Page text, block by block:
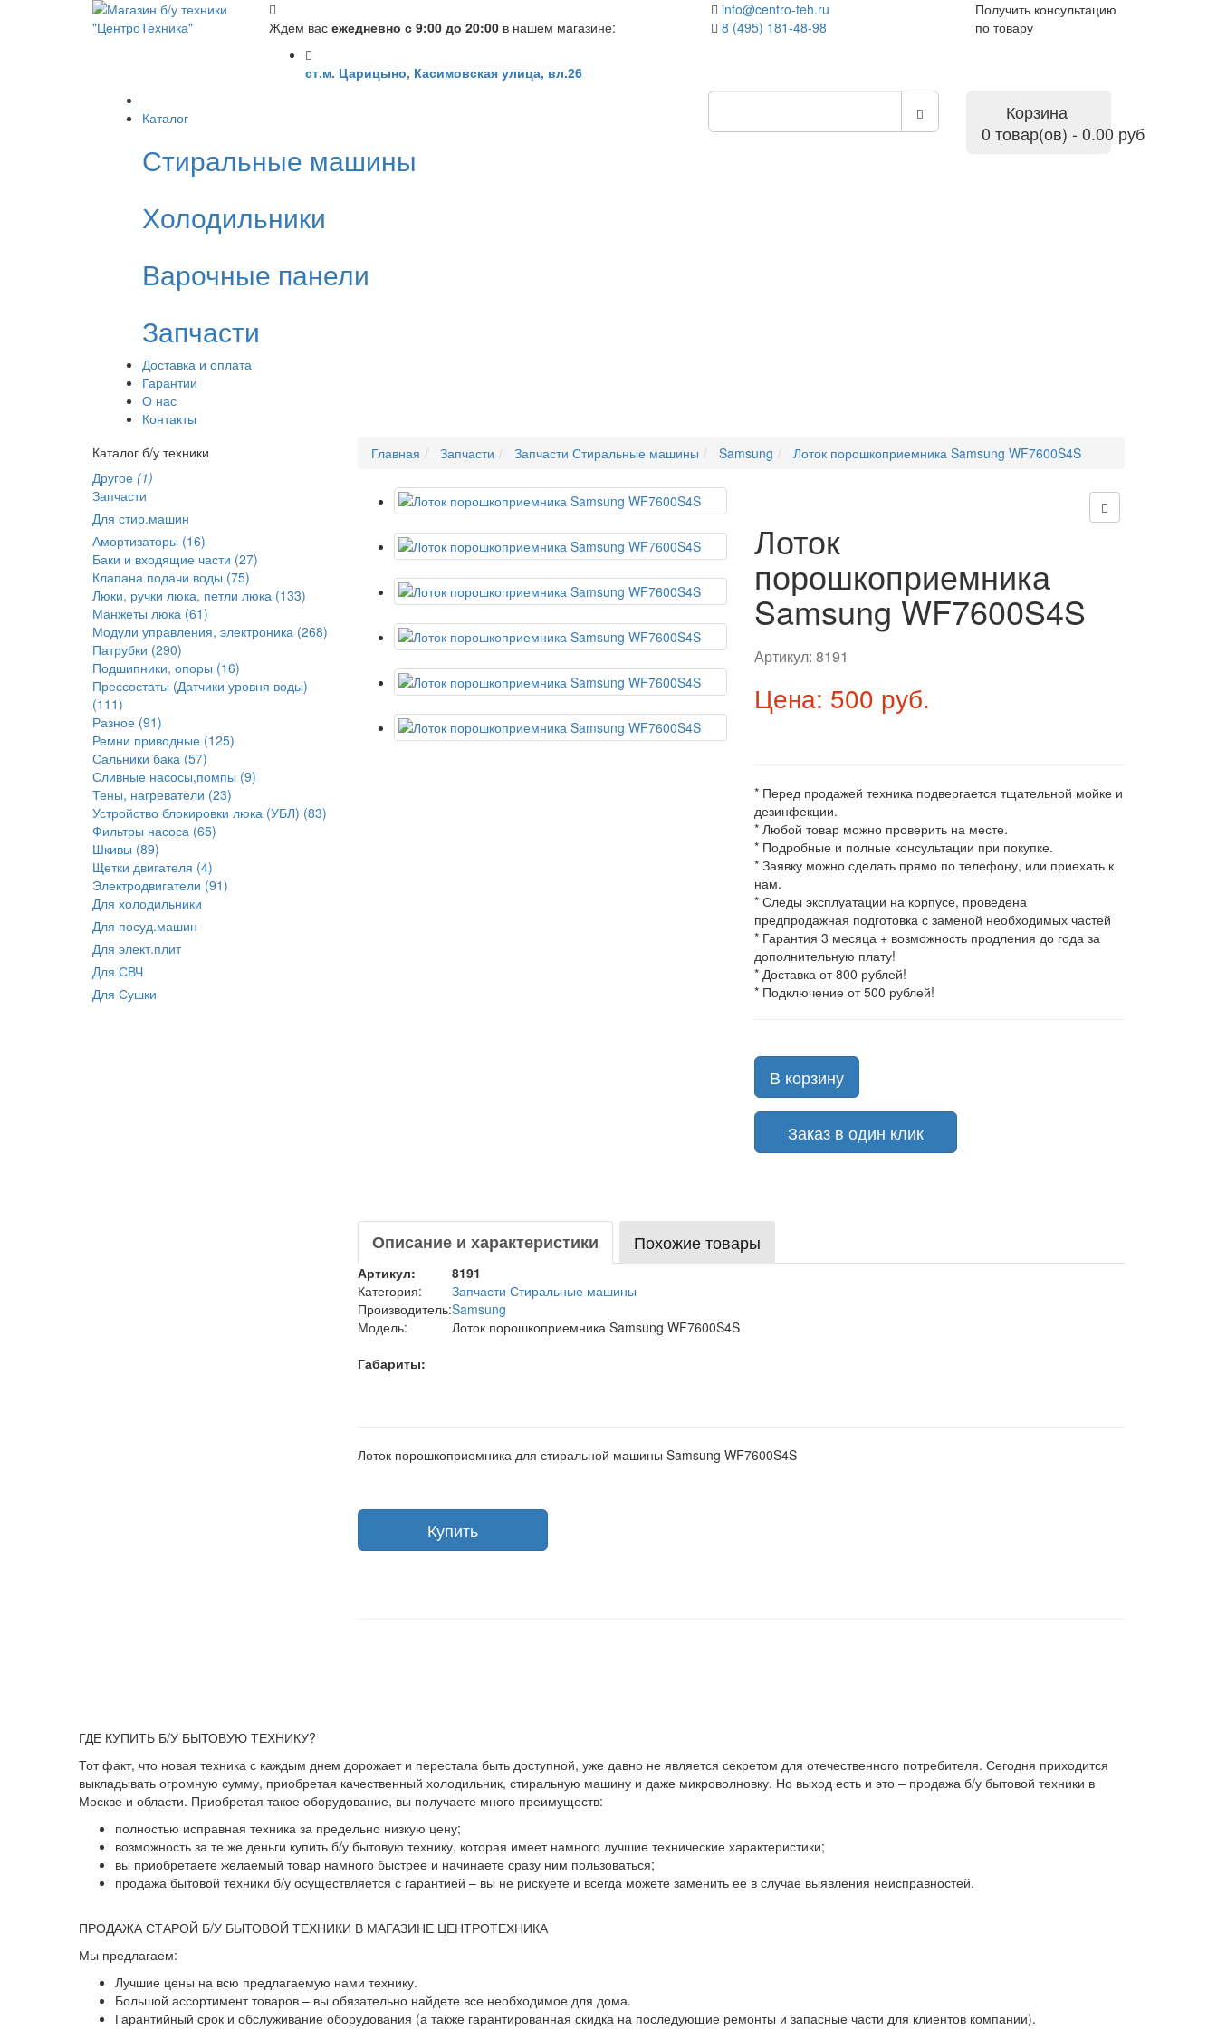
Ждем вас ежедневно с 9:00 до 20:00 в нашем магазине:
ст.м. Царицыно, Касимовская улица, вл.26
info@centro-teh.ru
8 (495) 181-48-98
Получить консультацию
по товару
Каталог
Стиральные машины
Холодильники
Варочные панели
Запчасти
Доставка и оплата
Гарантии
О нас
Контакты
Корзина
0 товар(ов) - 0.00 руб
Каталог б/у техники
Другое (1)
Запчасти
Для стир.машин
Амортизаторы (16)
Баки и входящие части (27)
Клапана подачи воды (75)
Люки, ручки люка, петли люка (133)
Манжеты люка (61)
Модули управления, электроника (268)
Патрубки (290)
Подшипники, опоры (16)
Прессостаты (Датчики уровня воды)
(111)
Разное (91)
Ремни приводные (125)
Сальники бака (57)
Сливные насосы,помпы (9)
Тены, нагреватели (23)
Устройство блокировки люка (УБЛ) (83)
Фильтры насоса (65)
Шкивы (89)
Щетки двигателя (4)
Электродвигатели (91)
Для холодильники
Для посуд.машин
Для элект.плит
Для СВЧ
Для Сушки
Главная Запчасти Запчасти Стиральные машины Samsung Лоток порошкоприемника Samsung WF7600S4S
Лоток
порошкоприемника
Samsung WF7600S4S
Артикул:8191
Цена: 500 руб.
* Перед продажей техника подвергается тщательной мойке и
дезинфекции.
* Любой товар можно проверить на месте.
* Подробные и полные консультации при покупке.
* Заявку можно сделать прямо по телефону, или приехать к
нам.
* Следы эксплуатации на корпусе, проведена
предпродажная подготовка с заменой необходимых частей
* Гарантия 3 месяца + возможность продления до года за
дополнительную плату!
* Доставка от 800 рублей!
* Подключение от 500 рублей!
В корзину
Заказ в один клик
Описание и характеристики Похожие товары
Артикул:
8191
Категория:
Запчасти Стиральные машины
Производитель:Samsung
Модель:
Лоток порошкоприемника Samsung WF7600S4S
Габариты:
Лоток порошкоприемника для стиральной машины Samsung WF7600S4S
ГДЕ КУПИТЬ Б/У БЫТОВУЮ ТЕХНИКУ?
Тот факт, что новая техника с каждым днем дорожает и перестала быть доступной, уже давно не является секретом для отечественного потребителя. Сегодня приходится
выкладывать огромную сумму, приобретая качественный холодильник, стиральную машину и даже микроволновку. Но выход есть и это – продажа б/у бытовой техники в
Москве и области. Приобретая такое оборудование, вы получаете много преимуществ:
полностью исправная техника за предельно низкую цену;
возможность за те же деньги купить б/у бытовую технику, которая имеет намного лучшие технические характеристики;
вы приобретаете желаемый товар намного быстрее и начинаете сразу ним пользоваться;
продажа бытовой техники б/у осуществляется с гарантией – вы не рискуете и всегда можете заменить ее в случае выявления неисправностей.
ПРОДАЖА СТАРОЙ Б/У БЫТОВОЙ ТЕХНИКИ В МАГАЗИНЕ ЦЕНТРОТЕХНИКА
Мы предлагаем:
Лучшие цены на всю предлагаемую нами технику.
Большой ассортимент товаров – вы обязательно найдете все необходимое для дома.
Гарантийный срок и обслуживание оборудования (а также гарантированная скидка на последующие ремонты и запасные части для клиентов компании).